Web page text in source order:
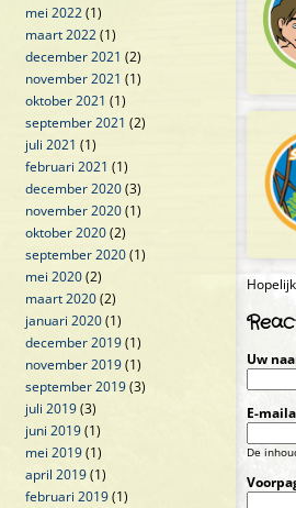
mei 2022(1)
maart 2022(1)
december 2021 (2)
november 2021 (1)
oktober 2021 (1)
september 2021 (2)
juli 2021 (1)
februari 2021 (1)
december 2020(3)
november 2020(1)
oktober 2020(2)
september 2020(1)
mei 2020(2)
maart 2020(2)
januari 2020(1)
december 2019(1)
november 2019(1)
september 2019(3)
juli 2019(3)
juni 2019(1)
mei 2019(1)
april 2019(1)
februari 2019(1)
Uw
E-
De